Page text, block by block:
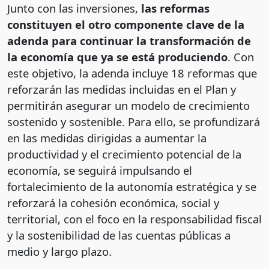
Junto con las inversiones, las reformas
constituyen el otro componente clave de la
adenda para continuar la transformación de
la economía que ya se está produciendo. Con
este objetivo, la adenda incluye 18 reformas que
reforzarán las medidas incluidas en el Plan y
permitirán asegurar un modelo de crecimiento
sostenido y sostenible. Para ello, se profundizará
en las medidas dirigidas a aumentar la
productividad y el crecimiento potencial de la
economía, se seguirá impulsando el
fortalecimiento de la autonomía estratégica y se
reforzará la cohesión económica, social y
territorial, con el foco en la responsabilidad fiscal
y la sostenibilidad de las cuentas públicas a
medio y largo plazo.